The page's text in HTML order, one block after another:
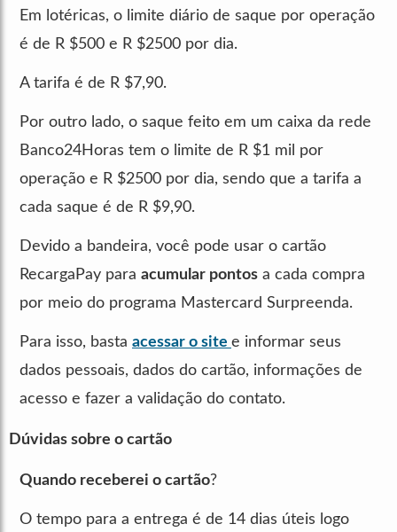
Em lotéricas, o limite diário de saque por operação
é de R $500 e R $2500 por dia.
A tarifa é de R $7,90.
Por outro lado, o saque feito em um caixa da rede
Banco24Horas tem o limite de R $1 mil por
operação e R $2500 por dia, sendo que a tarifa a
cada saque é de R $9,90.
Devido a bandeira, você pode usar o cartão
RecargaPay para acumular pontos a cada compra
por meio do programa Mastercard Surpreenda.
Para isso, basta acessar o site e informar seus
dados pessoais, dados do cartão, informações de
acesso e fazer a validação do contato.
Dúvidas sobre o cartão
Quando receberei o cartão?
O tempo para a entrega é de 14 dias úteis logo